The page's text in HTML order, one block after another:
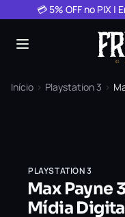
Pular para o conteúdo
💳 5% OFF no PIX |
Início › Playstation 3 ›
PLAYSTATION 3
Max Payne
Mídia